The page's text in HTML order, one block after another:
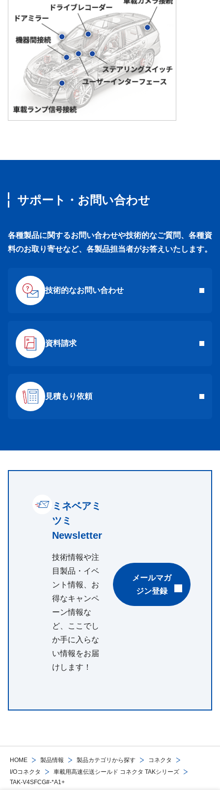
HOME 製品情報 製品カテゴリから探す
コネクタ
I/Oコネクタ
車載用高速伝送シールド コネクタ TAKシリーズ
TAK-V4SFCG#-*A1+
サポート・お問い合わせ
各種製品に関するお問い合わせや技術的なご質問、各種資
料のお取り寄せなど、各製品担当者がお答えいたします。
技術的なお問い合わせ
資料請求
見積もり依頼
ミネベアミ
ツミ
Newsletter
技術情報や注
目製品・イベ
ント情報、お
得なキャンペ
ーン情報な
ど、ここでし
か手に入らな
い情報をお届
けします！
メールマガ
ジン登録